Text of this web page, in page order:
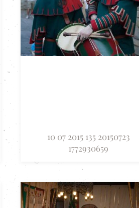
10 07 2015 135 20150723
1772930659